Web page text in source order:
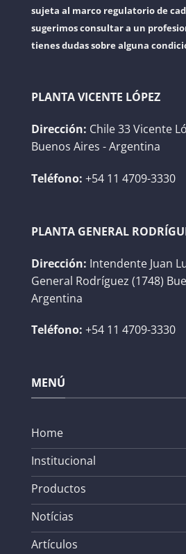
sujeta al marco regulatorio de
sugerimos consultar a un
tienes dudas sobre alguna
PLANTA VICENTE LÓPEZ
Dirección: Chile 33 Vicente
Buenos Aires - Argentina
Teléfono: +54 11 4709-3330
PLANTA GENERAL
Dirección: Intendente Juan
General Rodríguez (1748)
Argentina
Teléfono: +54 11 4709-3330
MENÚ
Home
Institucional
Productos
Notícias
Artículos